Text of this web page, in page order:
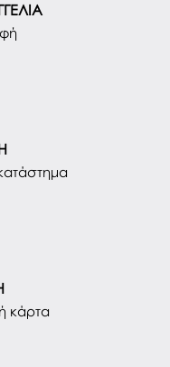
κάρτα